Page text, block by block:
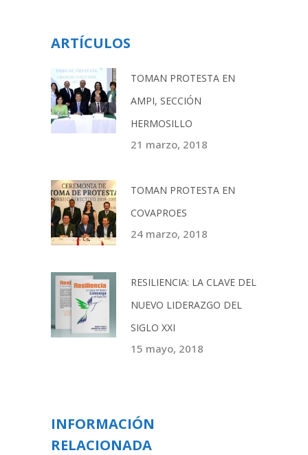
ARTÍCULOS
TOMAN PROTESTA EN
AMPI, SECCIÓN
HERMOSILLO
21 marzo, 2018
TOMAN PROTESTA EN
COVAPROES
24 marzo, 2018
RESILIENCIA: LA CLAVE DEL
NUEVO LIDERAZGO DEL
SIGLO XXI
15 mayo, 2018
INFORMACIÓN
RELACIONADA